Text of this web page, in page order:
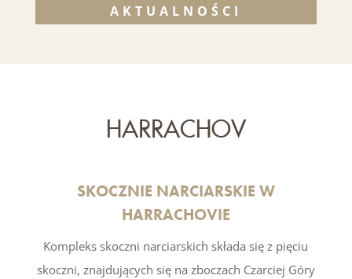
AKTUALNOŚCI
HARRACHOV
SKOCZNIE NARCIARSKIE W
HARRACHOVIE
Kompleks skoczni narciarskich składa się z pięciu
skoczni, znajdujących się na zboczach Czarciej Góry